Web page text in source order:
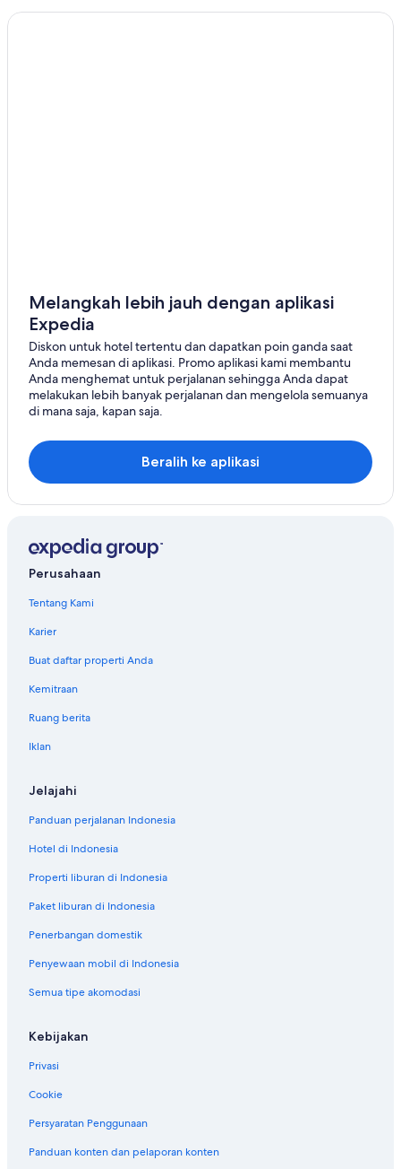
Melangkah lebih jauh dengan aplikasi
Expedia
Diskon untuk hotel tertentu dan dapatkan poin ganda saat
Anda memesan di aplikasi. Promo aplikasi kami membantu
Anda menghemat untuk perjalanan sehingga Anda dapat
melakukan lebih banyak perjalanan dan mengelola semuanya
di mana saja, kapan saja.
Beralih ke aplikasi
Perusahaan
Tentang Kami
Karier
Buat daftar properti Anda
Kemitraan
Ruang berita
Iklan
Jelajahi
Panduan perjalanan Indonesia
Hotel di Indonesia
Properti liburan di Indonesia
Paket liburan di Indonesia
Penerbangan domestik
Penyewaan mobil di Indonesia
Semua tipe akomodasi
Kebijakan
Privasi
Cookie
Persyaratan Penggunaan
Panduan konten dan pelaporan konten